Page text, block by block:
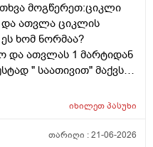
მოგწერეთ:ციკლი
და ათვლა ციკლის
ხომ ნორმაა?
და ათვლას 1 მარტიდან
" საათივით" მაქვს
მინდა რომ 25 ან
23 ან 25 დღიანი
იხილეთპასუხი
თარიღი :21-06-2026